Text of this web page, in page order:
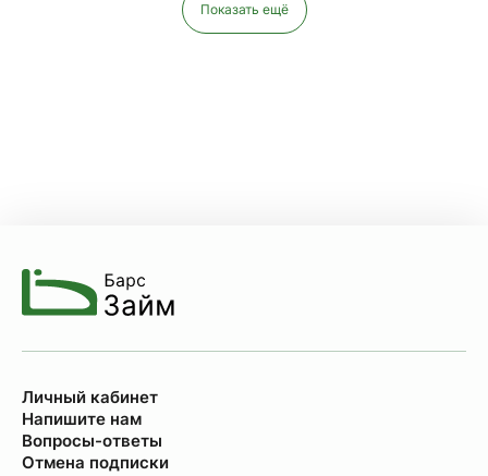
Показать ещё
Личный кабинет
Напишите нам
Вопросы-ответы
Отмена подписки